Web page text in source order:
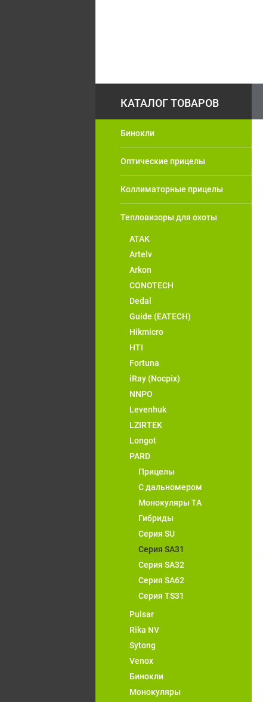
Бинокли
Оптические прицелы
Коллиматорные прицелы
Тепловизоры для охоты
ATAK
Artelv
Arkon
CONOTECH
Dedal
Guide (EATECH)
Hikmicro
HTI
Fortuna
iRay (Nocpix)
NNPO
Levenhuk
LZIRTEK
Longot
PARD
Прицелы
С дальномером
Монокуляры TA
Гибриды
Серия SU
Серия SA31
Серия SA32
Серия SA62
Серия TS31
Pulsar
Rika NV
Sytong
Venox
Бинокли
Монокуляры